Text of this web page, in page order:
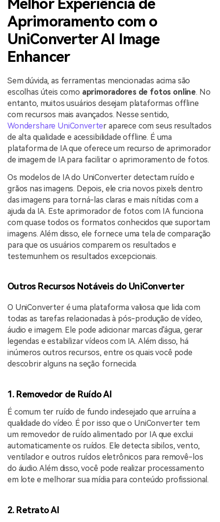
Melhor Experiência de
Aprimoramento com o
UniConverter AI Image
Enhancer
Sem dúvida, as ferramentas mencionadas acima são
escolhas úteis como aprimoradores de fotos online. No
entanto, muitos usuários desejam plataformas offline
com recursos mais avançados. Nesse sentido,
Wondershare UniConverter aparece com seus resultados
de alta qualidade e acessibilidade offline. É uma
plataforma de IA que oferece um recurso de aprimorador
de imagem de IA para facilitar o aprimoramento de fotos.
Os modelos de IA do UniConverter detectam ruído e
grãos nas imagens. Depois, ele cria novos pixels dentro
das imagens para torná-las claras e mais nítidas com a
ajuda da IA. Este aprimorador de fotos com IA funciona
com quase todos os formatos conhecidos que suportam
imagens. Além disso, ele fornece uma tela de comparação
para que os usuários comparem os resultados e
testemunhem os resultados excepcionais.
Outros Recursos Notáveis do UniConverter
O UniConverter é uma plataforma valiosa que lida com
todas as tarefas relacionadas à pós-produção de vídeo,
áudio e imagem. Ele pode adicionar marcas d'água, gerar
legendas e estabilizar vídeos com IA. Além disso, há
inúmeros outros recursos, entre os quais você pode
descobrir alguns na seção fornecida.
1. Removedor de Ruído AI
É comum ter ruído de fundo indesejado que arruína a
qualidade do vídeo. É por isso que o UniConverter tem
um removedor de ruído alimentado por IA que exclui
automaticamente os ruídos. Ele detecta sibilos, vento,
ventilador e outros ruídos eletrônicos para removê-los
do áudio. Além disso, você pode realizar processamento
em lote e melhorar sua mídia para conteúdo profissional.
2. Retrato AI